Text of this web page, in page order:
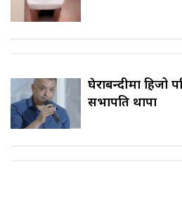
घेराबन्दीमा
सभापति थापा